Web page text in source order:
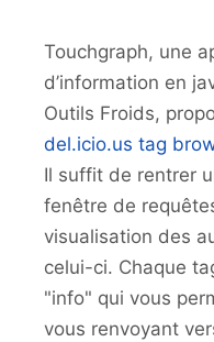
Touchgraph, une
d’information en
Outils Froids,
del.icio.us tag
Il suffit de rentrer
fenêtre de
visualisation des
celui-ci. Chaque
"info" qui vous
vous renvoyant